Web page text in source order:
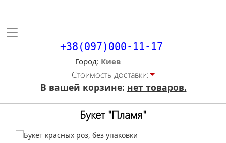
Toggle
+38(097)000-11-17
Город
Стоимость доставки:
В вашей корзине: нет товаров.
Букет "Пламя"